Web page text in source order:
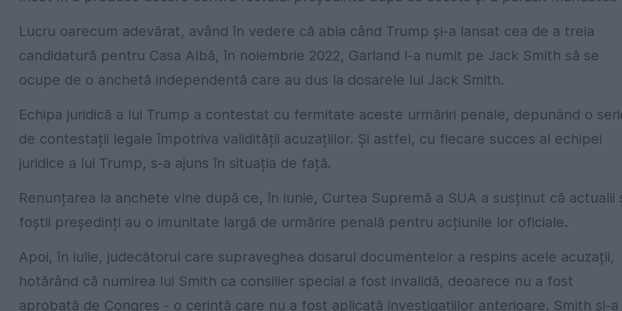
Lucru oarecum adevărat, având în vedere că abia când Trump și-a lansat cea de a treia
candidatură pentru Casa Albă, în noiembrie 2022, Garland l-a numit pe Jack Smith să se
ocupe de o anchetă independentă care au dus la dosarele lui Jack Smith.
Echipa juridică a lui Trump a contestat cu fermitate aceste urmăriri penale, depunând o
de contestații legale împotriva validității acuzațiilor. Și astfel, cu fiecare succes al echipei
juridice a lui Trump, s-a ajuns în situația de față.
Renunțarea la anchete vine după ce, în iunie, Curtea Supremă a SUA a susținut că actualii
foștii președinți au o imunitate largă de urmărire penală pentru acțiunile lor oficiale.
Apoi, în iulie, judecătorul care supraveghea dosarul documentelor a respins acele acuzații,
hotărând că numirea lui Smith ca consilier special a fost invalidă, deoarece nu a fost
aprobată de Congres - o cerință care nu a fost aplicată investigațiilor anterioare. Smith și-a